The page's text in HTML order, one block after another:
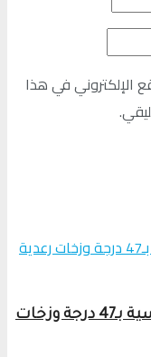
الإلكتروني في هذا
الأرصاد الجوية تحذر من موجة حر قياسية بـ47 درجة وزخات